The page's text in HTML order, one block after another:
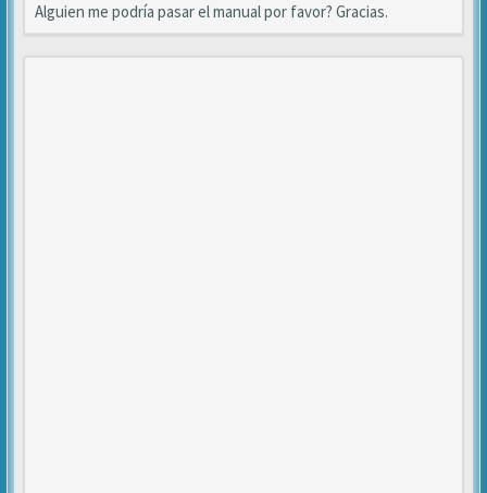
Alguien me podría pasar el manual por favor? Gracias.